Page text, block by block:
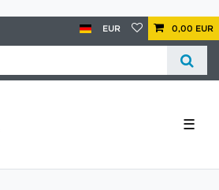
EUR 0,00 EUR
☰